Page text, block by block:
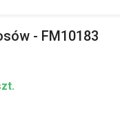
- FM10183